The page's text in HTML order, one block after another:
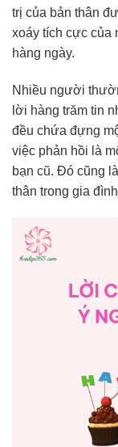
trị của bản thân
xoáy tích cực của
hàng ngày.
Nhiều người
lời hàng trăm tin
đều chứa đựng
việc phản hồi là
bạn cũ. Đó cũng
thân trong gia